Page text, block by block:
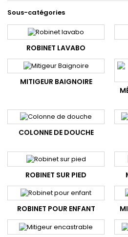
Sous-catégories
ROBINET LAVABO
MITIGEUR BAIGNOIRE
COLONNE DE DOUCHE
ROBINET SUR PIED
ROBINET POUR ENFANT